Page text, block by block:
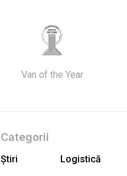
Van of the Year
Categorii
Știri
Logistică